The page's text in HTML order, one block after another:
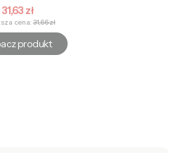
Cena promocyjna
31,63 zł
cena: 31,66 zł
produkt